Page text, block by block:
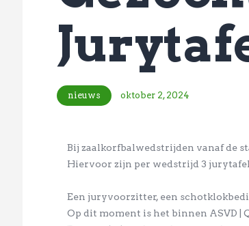
nieuws oktober 2, 2024
Bij zaalkorfbalwedstrijden vanaf de
Hiervoor zijn per wedstrijd 3
Een juryvoorzitter, een
Op dit moment is het binnen ASVD |